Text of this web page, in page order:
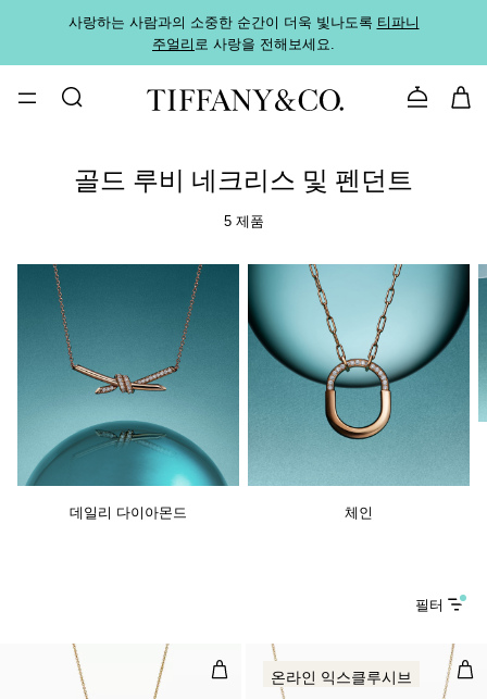
사랑하는 사람과의 소중한 순간이 더욱 빛나도록 티파니
주얼리로 사랑을 전해보세요.
문의하기
골드 루비 네크리스 및 펜던트
5 제품
데일리 다이아몬드 체인
필터
펜던트, 옐로우 골드, 루비 세팅 컬
온라인 익스클루시브